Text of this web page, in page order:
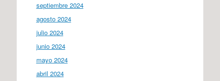
septiembre 2024
agosto 2024
julio 2024
junio 2024
mayo 2024
abril 2024